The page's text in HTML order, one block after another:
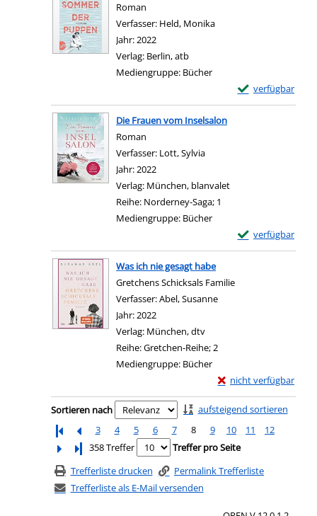
Roman
Verfasser: Held, Monika
Jahr:2022
Verlag: Berlin, atb
Mediengruppe: Bücher
verfügbar
Exemplar-Details
Zum Download
Die Frauen vom Inselsalon
Roman
Verfasser: Lott, Sylvia
Jahr:2022
Verlag: München, blanvalet
Reihe: Norderney-Saga; 1
Mediengruppe: Bücher
verfügbar
Exemplar-Details
Zum Download
Was ich nie gesagt habe
Gretchens Schicksals Familie
Verfasser:Abel, Susanne
Jahr:2022
Verlag: München, dtv
Reihe:Gretchen-Reihe; 2
Mediengruppe: Bücher
nicht verfügbar
Exemplar-Details von
Zum Download von
Zu den Suchfiltern springen
Sortieren nach
aufsteigend sortieren
3
4 5 6 7 8 9 10 11
12
Letzte Seite
358 Treffer
Treffer pro Seite
Trefferliste drucken
Permalink Trefferliste
Trefferliste als E-Mail versenden